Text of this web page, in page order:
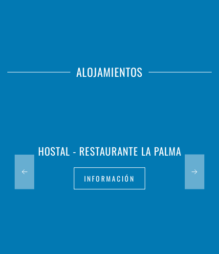
ALOJAMIENTOS
HOSTAL - RESTAURANTE LA PALMA
INFORMACIÓN